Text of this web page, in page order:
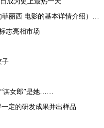
了不起的菲丽西 电影（关于了不起的菲丽西 电影的基本详情介绍）_快播
志亮相市场
子
“谋女郎”是她……
定的研发成果并出样品